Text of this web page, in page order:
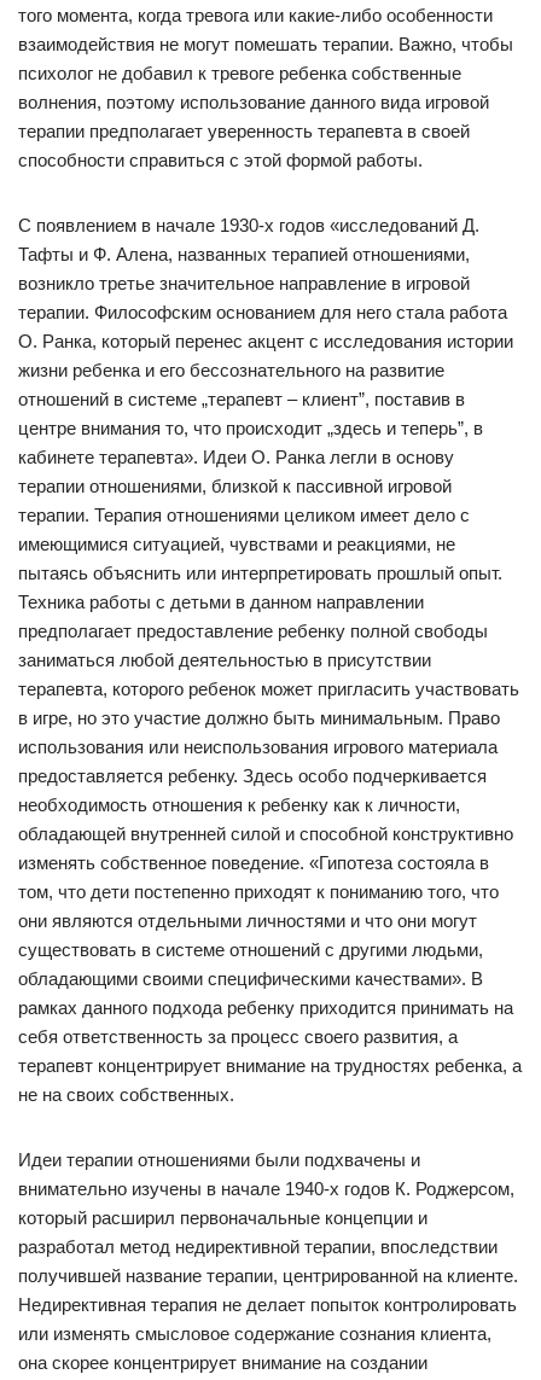
того момента, когда тревога или какие-либо особенности
взаимодействия не могут помешать терапии. Важно, чтобы
психолог не добавил к тревоге ребенка собственные
волнения, поэтому использование данного вида игровой
терапии предполагает уверенность терапевта в своей
способности справиться с этой формой работы.
С появлением в начале 1930-х годов «исследований Д.
Тафты и Ф. Алена, названных терапией отношениями,
возникло третье значительное направление в игровой
терапии. Философским основанием для него стала работа
О. Ранка, который перенес акцент с исследования истории
жизни ребенка и его бессознательного на развитие
отношений в системе „терапевт – клиент”, поставив в
центре внимания то, что происходит „здесь и теперь”, в
кабинете терапевта». Идеи О. Ранка легли в основу
терапии отношениями, близкой к пассивной игровой
терапии. Терапия отношениями целиком имеет дело с
имеющимися ситуацией, чувствами и реакциями, не
пытаясь объяснить или интерпретировать прошлый опыт.
Техника работы с детьми в данном направлении
предполагает предоставление ребенку полной свободы
заниматься любой деятельностью в присутствии
терапевта, которого ребенок может пригласить участвовать
в игре, но это участие должно быть минимальным. Право
использования или неиспользования игрового материала
предоставляется ребенку. Здесь особо подчеркивается
необходимость отношения к ребенку как к личности,
обладающей внутренней силой и способной конструктивно
изменять собственное поведение. «Гипотеза состояла в
том, что дети постепенно приходят к пониманию того, что
они являются отдельными личностями и что они могут
существовать в системе отношений с другими людьми,
обладающими своими специфическими качествами». В
рамках данного подхода ребенку приходится принимать на
себя ответственность за процесс своего развития, а
терапевт концентрирует внимание на трудностях ребенка, а
не на своих собственных.
Идеи терапии отношениями были подхвачены и
внимательно изучены в начале 1940-х годов К. Роджерсом,
который расширил первоначальные концепции и
разработал метод недирективной терапии, впоследствии
получившей название терапии, центрированной на клиенте.
Недирективная терапия не делает попыток контролировать
или изменять смысловое содержание сознания клиента,
она скорее концентрирует внимание на создании